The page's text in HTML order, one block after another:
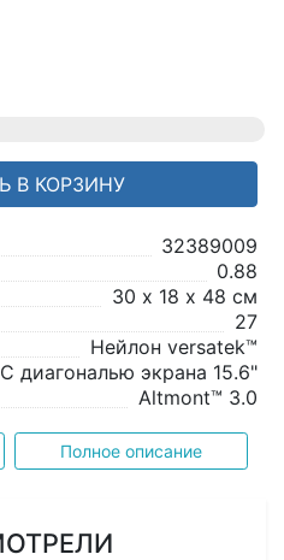
В КОРЗИНУ
32389009
0.88
30 х 18 х 48 см
27
Нейлон versatek™
С диагональю экрана 15.6"
Altmont™ 3.0
Полное описание